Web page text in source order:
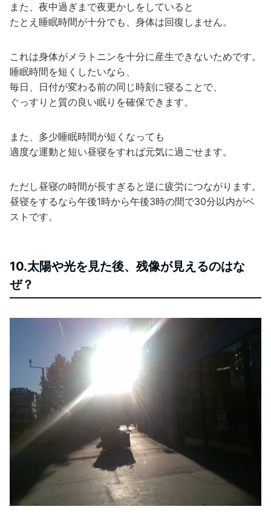
また、夜中過ぎまで夜更かしをしていると
たとえ睡眠時間が十分でも、身体は回復しません。
これは身体がメラトニンを十分に産生できないためです。
睡眠時間を短くしたいなら、
毎日、日付が変わる前の同じ時刻に寝ることで、
ぐっすりと質の良い眠りを確保できます。
また、多少睡眠時間が短くなっても
適度な運動と短い昼寝をすれば元気に過ごせます。
ただし昼寝の時間が長すぎると逆に疲労につながります。
昼寝をするなら午後1時から午後3時の間で30分以内がベ
ストです。
10.太陽や光を見た後、残像が見えるのはな
ぜ？